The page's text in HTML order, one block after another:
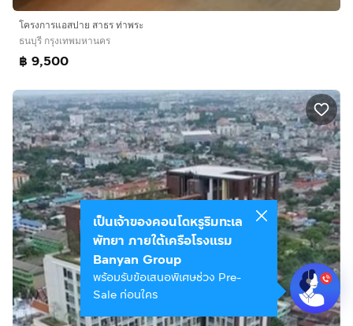
โครงการแอสปาย สาธร ท่าพระ
ธนบุรี กรุงเทพมหานคร
฿ 9,500
เป็นเจ้าของคอนโดหรูริมทะเล
พัทยา ภายใต้เครือโรงแรม
Banyan Group
พร้อมรับข้อเสนอพิเศษช่วง Pre-
Sale ก่อนใคร